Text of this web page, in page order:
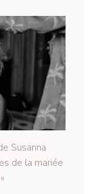
Susanna
de la mariée